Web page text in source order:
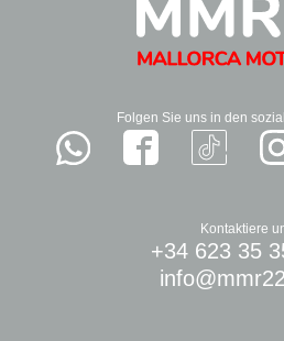
Folgen Sie uns in den
Kontaktiere
+34 623 35